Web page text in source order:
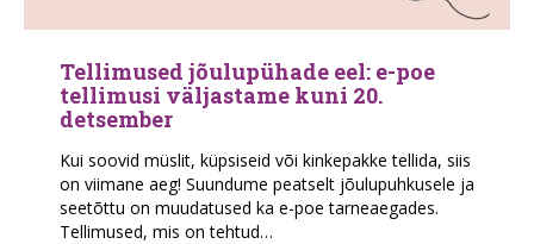
Tellimused jõulupühade eel: e-poe
tellimusi väljastame kuni 20.
detsember
Kui soovid müslit, küpsiseid või kinkepakke tellida, siis
on viimane aeg! Suundume peatselt jõulupuhkusele ja
seetõttu on muudatused ka e-poe tarneaegades.
Tellimused, mis on tehtud…